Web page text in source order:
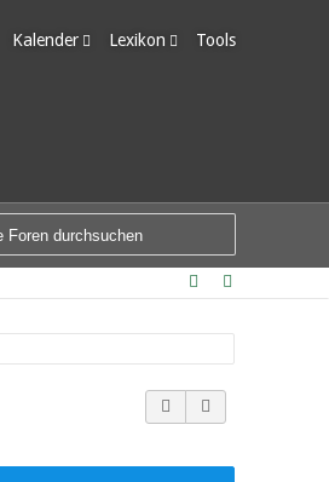
Kalender Lexikon Tools